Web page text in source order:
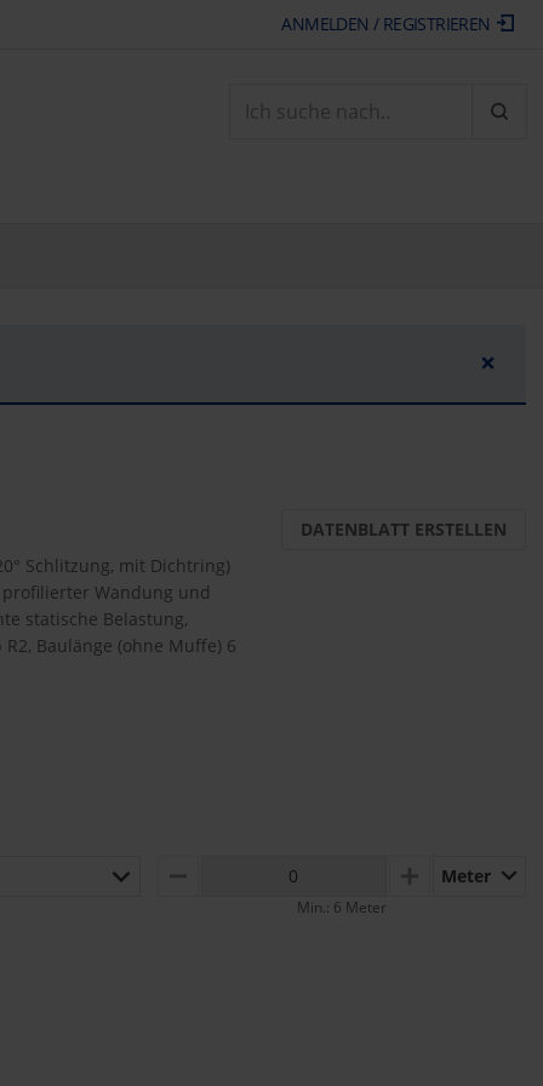
ANMELDEN / REGISTRIEREN
×
Schlitzung, mit Dichtring)
profilierter Wandung und
statische Belastung,
Baulänge (ohne Muffe) 6
DATENBLATT ERSTELLEN
MINUS PLUSMeter
Min.: 6 Meter